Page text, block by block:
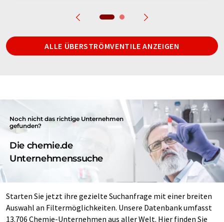
ALLE ÜBERSTRÖMVENTILE ANZEIGEN
Noch nicht das richtige Unternehmen
gefunden?
Die chemie.de
Unternehmenssuche
Starten Sie jetzt ihre gezielte Suchanfrage mit einer breiten
Auswahl an Filtermöglichkeiten. Unsere Datenbank umfasst
13.706 Chemie-Unternehmen aus aller Welt. Hier finden Sie